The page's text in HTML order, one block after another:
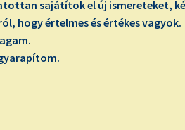
sajátítok el új ismereteket,
hogy értelmes és értékes vagyok.